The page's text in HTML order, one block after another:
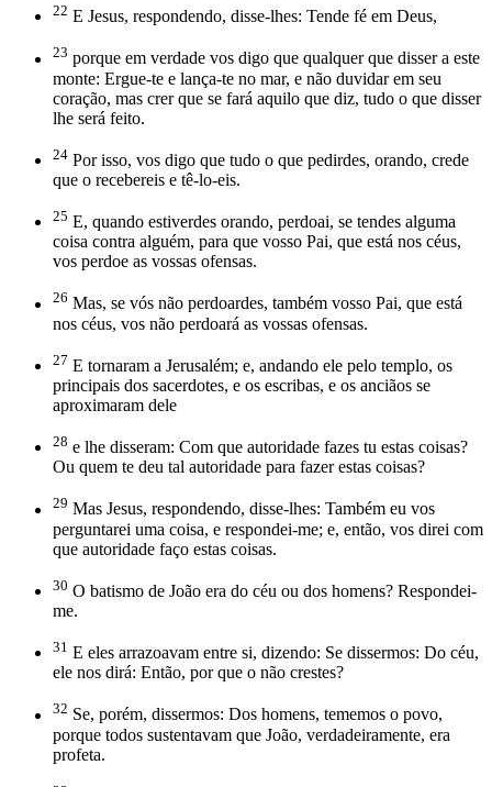
22 E Jesus, respondendo, disse-lhes: Tende fé em Deus,
23 porque em verdade vos digo que qualquer que disser a este
monte: Ergue-te e lança-te no mar, e não duvidar em seu
coração, mas crer que se fará aquilo que diz, tudo o que disser
lhe será feito.
24 Por isso, vos digo que tudo o que pedirdes, orando, crede
que o recebereis e tê-lo-eis.
25 E, quando estiverdes orando, perdoai, se tendes alguma
coisa contra alguém, para que vosso Pai, que está nos céus,
vos perdoe as vossas ofensas.
26 Mas, se vós não perdoardes, também vosso Pai, que está
nos céus, vos não perdoará as vossas ofensas.
27 E tornaram a Jerusalém; e, andando ele pelo templo, os
principais dos sacerdotes, e os escribas, e os anciãos se
aproximaram dele
28 e lhe disseram: Com que autoridade fazes tu estas coisas?
Ou quem te deu tal autoridade para fazer estas coisas?
29 Mas Jesus, respondendo, disse-lhes: Também eu vos
perguntarei uma coisa, e respondei-me; e, então, vos direi com
que autoridade faço estas coisas.
30 O batismo de João era do céu ou dos homens? Respondei-
me.
31 E eles arrazoavam entre si, dizendo: Se dissermos: Do céu,
ele nos dirá: Então, por que o não crestes?
32 Se, porém, dissermos: Dos homens, tememos o povo,
porque todos sustentavam que João, verdadeiramente, era
profeta.